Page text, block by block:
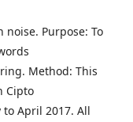
Purpose: To
Method: This
Cipto
April 2017. All